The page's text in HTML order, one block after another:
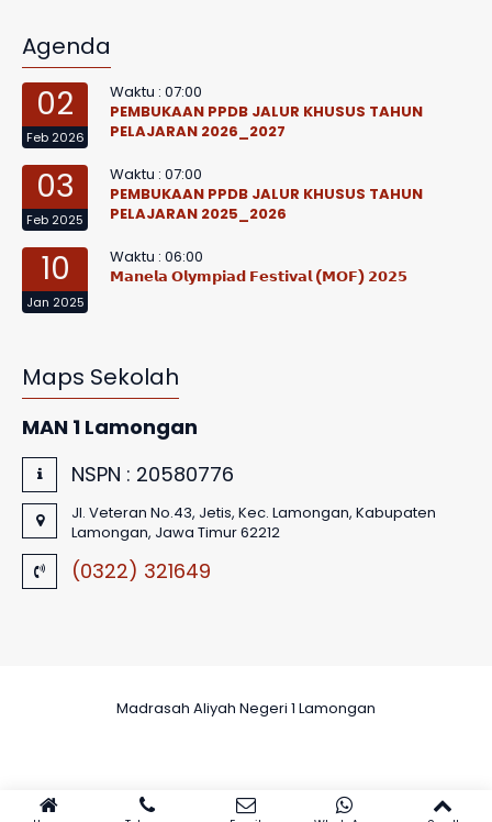
Agenda
02
Feb 2026
Waktu : 07:00
PEMBUKAAN PPDB JALUR KHUSUS TAHUN
PELAJARAN 2026_2027
03
Feb 2025
Waktu : 07:00
PEMBUKAAN PPDB JALUR KHUSUS TAHUN
PELAJARAN 2025_2026
10
Jan 2025
Waktu : 06:00
𝗠𝗮𝗻𝗲𝗹𝗮 𝗢𝗹𝘆𝗺𝗽𝗶𝗮𝗱 𝗙𝗲𝘀𝘁𝗶𝘃𝗮𝗹 (𝗠𝗢𝗙) 𝟮𝟬𝟮𝟱
Maps Sekolah
MAN 1 Lamongan
NSPN : 20580776
Jl. Veteran No.43, Jetis, Kec. Lamongan, Kabupaten
Lamongan, Jawa Timur 62212
(0322) 321649
Madrasah Aliyah Negeri 1 Lamongan